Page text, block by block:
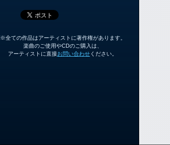
※全ての作品はアーティストに著作権があります。
楽曲のご使用やCDのご購入は、
アーティストに直接お問い合わせ ください。